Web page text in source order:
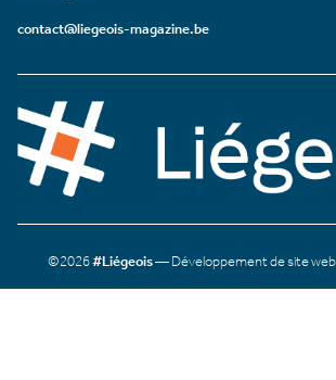
contact@liegeois-magazine.be
©2026#Liégeois— Développement de site